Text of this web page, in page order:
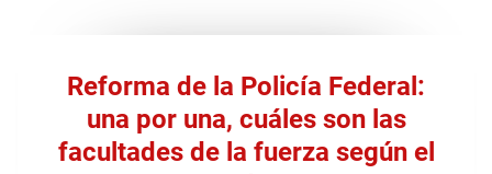
Reforma de la Policía Federal:
una por una, cuáles son las
facultades de la fuerza según el